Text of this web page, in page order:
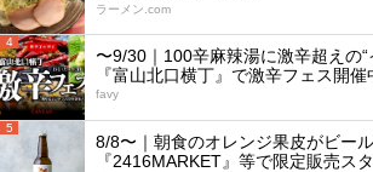
ラーメン.com
4
〜9/30｜100辛麻辣湯に激辛超えの“
『富山北口横丁』で激辛フェス開催
favy
5
8/8〜｜朝食のオレンジ果皮がビー
『2416MARKET』等で限定販売ス